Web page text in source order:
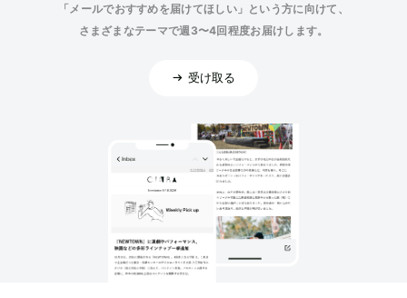
「メールでおすすめを届けてほしい」という方に向けて、
さまざまなテーマで週3〜4回程度お届けします。
受け取る